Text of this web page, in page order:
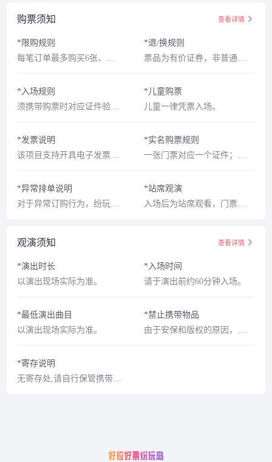
2024年首次日本武道馆公演门票开售1分钟即告售
2025年成功举办首次ARENA级别大型演唱会。
【关于IMPACT巡演】
BALLISTIK BOYZ的首次亚洲巡回演出。
第二章开篇的"IMPACT"（冲击）为概念展开演出。
购票须知 查看详情
*限购规则
每笔订单最多购买6张、每个账号最多购买6张。
*退/换规则
票品为有价证券，非普通商品，其背后承载的文化服务具有时效性，稀缺性等特征，不支持退换。
*入场规则
须携带购票时对应证件验证入场。
*儿童购票
儿童一律凭票入场。
*发票说明
该项目支持开具电子发票，请您在演出开始后1个月内通过【APP—我的订单—订单详情页】提交发票申请。
*实名购票规则
一张门票对应一个证件；证件支持：身份证/台湾居民来往大陆通行证/港澳居民来往内地通行证/护照。
*异常排单说明
对于异常订购行为，纷玩岛有权在订单成立或者生效之后取消相应订单。异常订购行为包括但不限于以下情形:(1)通过同一ID订购超出限购张数的订单。(2)经合理判断认为非真实消费者的下单行为，包括但不限于通过批量相同或虚构的支付账号、收货地址(包括下单时填写及最终实际收货地址)、收件人、电话号码订购超出限购张数的订单。
*站席观演
入场后为站席观看，门票无对应座位。
观演须知 查看详情
*演出时长
以演出现场实际为准。
*入场时间
请于演出前约60分钟入场。
*最低演出曲目
以演出现场实际为准。
*禁止携带物品
由于安保和版权的原因，大多数演出、展览及比赛场所禁止携带食品、饮料、专业摄录设备、打火机等物品，请您注意现场工作人员和广播的提示，予以配合。
*寄存说明
无寄存处,请自行保管携带物品，谨防贵重物品丢失。
我知道了(6s)
请输入验证码 获取验证码